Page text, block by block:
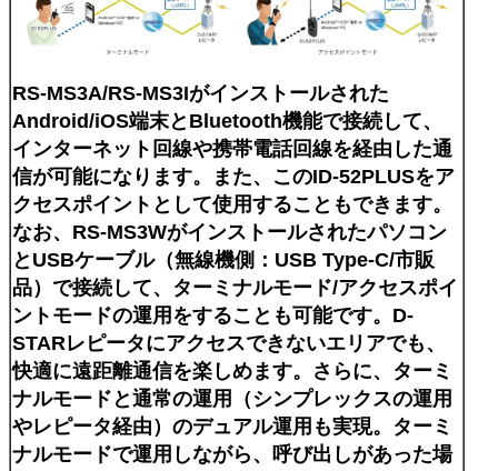
RS-MS3A/RS-MS3Iがインストールされた
Android/iOS端末とBluetooth機能で接続して、
インターネット回線や携帯電話回線を経由した通
信が可能になります。また、このID-52PLUSをア
クセスポイントとして使用することもできます。
なお、RS-MS3Wがインストールされたパソコン
とUSBケーブル（無線機側：USB Type-C/市販
品）で接続して、ターミナルモード/アクセスポイ
ントモードの運用をすることも可能です。D-
STARレピータにアクセスできないエリアでも、
快適に遠距離通信を楽しめます。さらに、ターミ
ナルモードと通常の運用（シンプレックスの運用
やレピータ経由）のデュアル運用も実現。ターミ
ナルモードで運用しながら、呼び出しがあった場